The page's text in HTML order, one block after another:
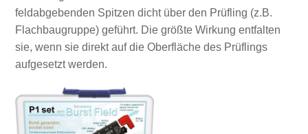
feldabgebenden Spitzen dicht über den Prüfling (z.B.
Flachbaugruppe) geführt. Die größte Wirkung entfalten
sie, wenn sie direkt auf die Oberfläche des Prüflings
aufgesetzt werden.